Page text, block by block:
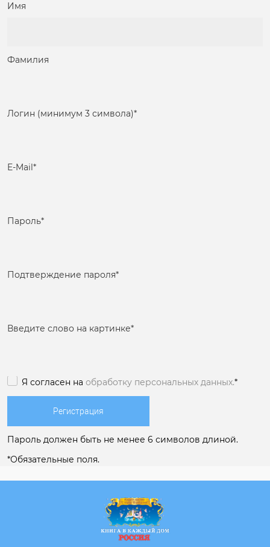
Имя
Фамилия
Логин (минимум 3 символа)*
E-Mail*
Пароль*
Подтверждение пароля*
Введите слово на картинке*
Я согласен на обработку персональных данных.*
Пароль должен быть не менее 6 символов длиной.
*Обязательные поля.